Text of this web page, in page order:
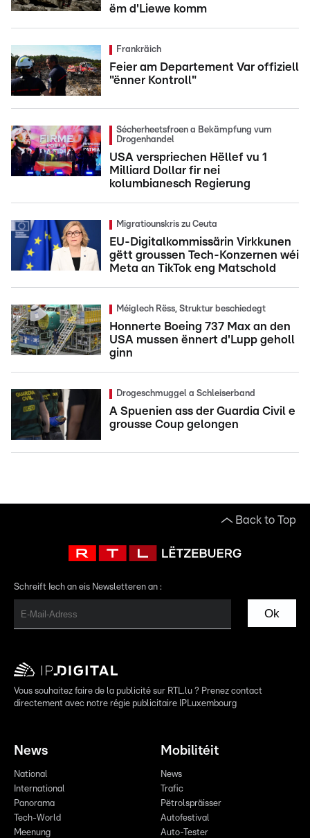
ëm d'Liewe komm
Frankräich
Feier am Departement Var offiziell
"ënner Kontroll"
Sécherheetsfroen a Bekämpfung vum
Drogenhandel
USA verspriechen Hëllef vu 1
Milliard Dollar fir nei
kolumbianesch Regierung
Migratiounskris zu Ceuta
EU-Digitalkommissärin Virkkunen
gëtt groussen Tech-Konzernen wéi
Meta an TikTok eng Matschold
Méiglech Rëss, Struktur beschiedegt
Honnerte Boeing 737 Max an den
USA mussen ënnert d'Lupp geholl
ginn
Drogeschmuggel a Schleiserband
A Spuenien ass der Guardia Civil e
grousse Coup gelongen
Back to Top
Schreift Iech an eis Newsletteren an :
Ok
Vous souhaitez faire de la publicité sur RTL.lu ? Prenez contact
directement avec notre régie publicitaire IPLuxembourg
News
National
International
Panorama
Tech-World
Meenung
Mobilitéit
News
Trafic
Pëtrolspräisser
Autofestival
Auto-Tester